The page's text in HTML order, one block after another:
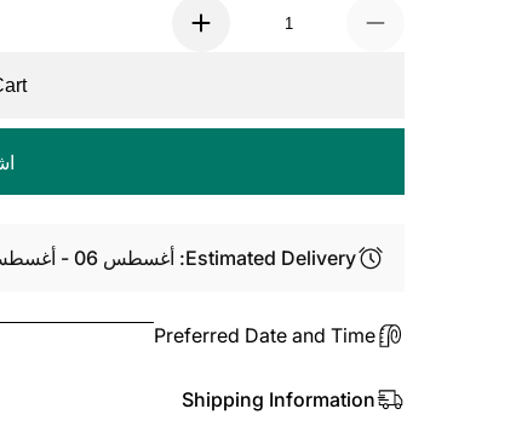
Estimated Delivery: أغسطس 06 - أغسطس 08
Preferred Date and Time
Shipping Information